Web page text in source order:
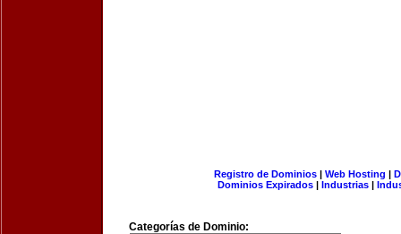
Registro de Dominios| Web Hosting |
Dominios Expirados | Industrias |
Categorías de Dominio: